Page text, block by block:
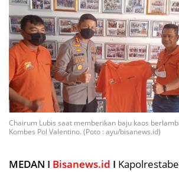
Chairum Lubis saat memberikan baju kaos
Kombes Pol Valentino. (Poto : ayu/bisanews.id)
MEDAN I Bisanews.id I